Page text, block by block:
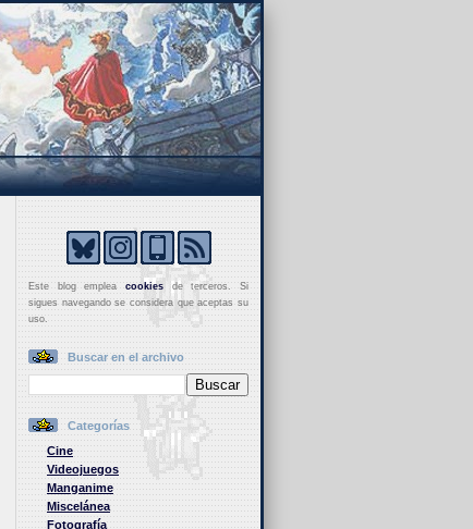
Este blog empleacookies de terceros. Si
sigues navegando se considera que aceptas su
uso.
Buscar en el archivo
Categorías
Cine
Videojuegos
Manganime
Miscelánea
Fotografía